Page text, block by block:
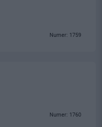
Numer: 1759
Numer: 1760